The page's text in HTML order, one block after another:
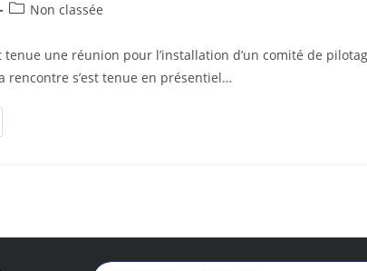
Non classée
tenue une réunion pour l’installation d’un comité de
rencontre s’est tenue en présentiel…